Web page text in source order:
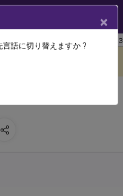
Environment Management 2203
×
語に切り替えますか ?